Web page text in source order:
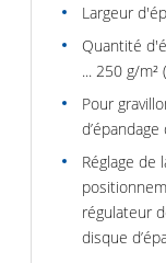
Largeur
Quantité
... 250 g/m²
Pour
Réglage de
régulateur
disque